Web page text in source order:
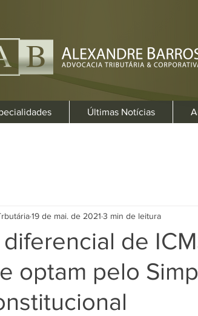
Últimas Notícias
de
optam pelo
19 de mai. de 2021 3 min de leitura